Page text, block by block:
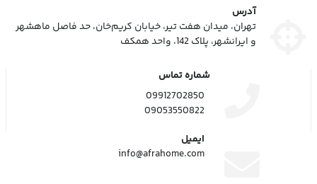
آدرس
تهران، میدان هفت تیر، خیابان کریم‌خان، حد فاصل ماهشهر
و ایرانشهر، پلاک 142، واحد همکف
شماره تماس
09912702850
09053550822
ایمیل
info@afrahome.com